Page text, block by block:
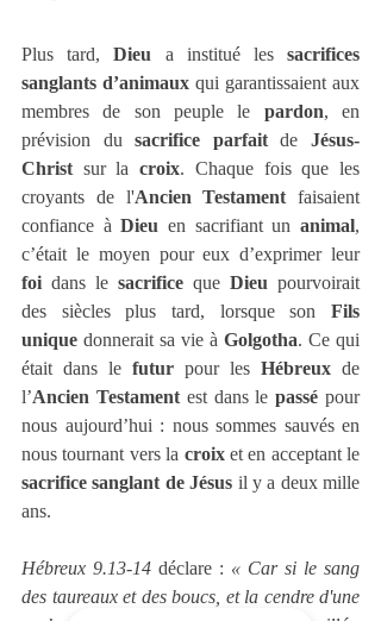
Plus tard, Dieu a institué les sacrifices
sanglants d’animaux qui garantissaient aux
membres de son peuple le pardon, en
prévision du sacrifice parfait de Jésus-
Christ sur la croix. Chaque fois que les
croyants de l'Ancien Testament faisaient
confiance à Dieu en sacrifiant un animal,
c’était le moyen pour eux d’exprimer leur
foi dans le sacrifice que Dieu pourvoirait
des siècles plus tard, lorsque son Fils
unique donnerait sa vie à Golgotha. Ce qui
était dans le futur pour les Hébreux de
l’Ancien Testament est dans le passé pour
nous aujourd’hui : nous sommes sauvés en
nous tournant vers la croix
sacrifice sanglant de Jésus il y a deux mille
ans.
Hébreux 9.13-14 déclare : « Car si le sang
des taureaux et des boucs, et la cendre d'une